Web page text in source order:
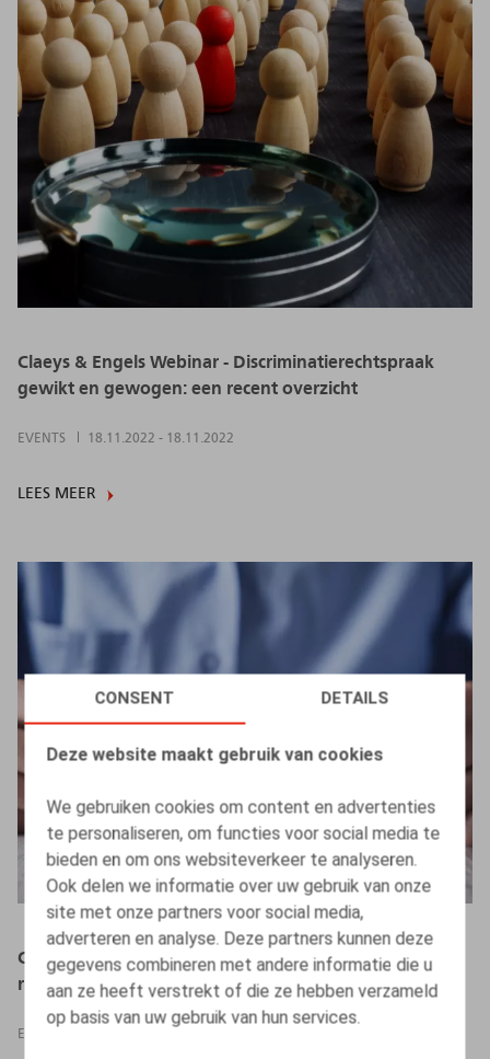
CONSENT DETAILS
Deze website maakt gebruik van cookies
We gebruiken cookies om content en advertenties
te personaliseren, om functies voor social media te
bieden en om ons websiteverkeer te analyseren.
Ook delen we informatie over uw gebruik van onze
site met onze partners voor social media,
adverteren en analyse. Deze partners kunnen deze
gegevens combineren met andere informatie die u
aan ze heeft verstrekt of die ze hebben verzameld
op basis van uw gebruik van hun services.
Claeys & Engels Webinar - Discriminatierechtspraak
gewikt en gewogen: een recent overzicht
EVENTS 18.11.2022 - 18.11.2022
LEES MEER
Claeys & Engels Webinar - Omzetting van de Europese
richtlijnen 2019/1152 en 2019/1158 in Belgisch recht
EVENTS